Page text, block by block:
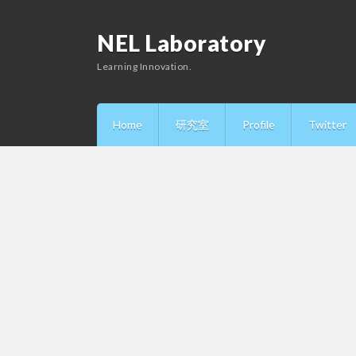
NEL Laboratory
Learning Innovation.
Home 研究室 Profile Twitter